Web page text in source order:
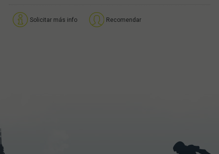
Solicitar más info Recomendar